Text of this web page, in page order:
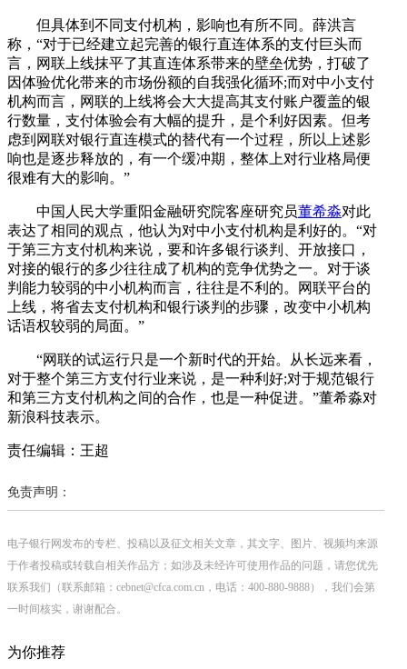
但具体到不同支付机构，影响也有所不同。薛洪言
称，“对于已经建立起完善的银行直连体系的支付巨头而
言，网联上线抹平了其直连体系带来的壁垒优势，打破了
因体验优化带来的市场份额的自我强化循环;而对中小支付
机构而言，网联的上线将会大大提高其支付账户覆盖的银
行数量，支付体验会有大幅的提升，是个利好因素。但考
虑到网联对银行直连模式的替代有一个过程，所以上述影
响也是逐步释放的，有一个缓冲期，整体上对行业格局便
很难有大的影响。”
中国人民大学重阳金融研究院客座研究员董希淼对此
表达了相同的观点，他认为对中小支付机构是利好的。“对
于第三方支付机构来说，要和许多银行谈判、开放接口，
对接的银行的多少往往成了机构的竞争优势之一。对于谈
判能力较弱的中小机构而言，往往是不利的。网联平台的
上线，将省去支付机构和银行谈判的步骤，改变中小机构
话语权较弱的局面。”
“网联的试运行只是一个新时代的开始。从长远来看，
对于整个第三方支付行业来说，是一种利好;对于规范银行
和第三方支付机构之间的合作，也是一种促进。”董希淼对
新浪科技表示。
责任编辑：王超
免责声明：
电子银行网发布的专栏、投稿以及征文相关文章，其文字、图片、视频均来源
于作者投稿或转载自相关作品方；如涉及未经许可使用作品的问题，请您优先
联系我们（联系邮箱：cebnet@cfca.com.cn，电话：400-880-9888），我们会第
一时间核实，谢谢配合。
为你推荐